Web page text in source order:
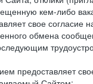
кем-либо
свое
обмена
предоставляет